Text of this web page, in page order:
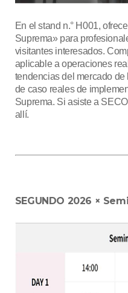
En el stand n.° H001,
Suprema» para
visitantes interesados.
aplicable a operaciones
tendencias del mercado
de caso reales de
Suprema. Si asiste a
allí.
SEGUNDO 2026 ×